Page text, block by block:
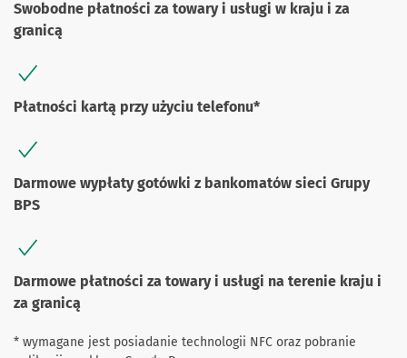
Swobodne płatności za towary i usługi w kraju i za
granicą
Płatności kartą przy użyciu telefonu*
Darmowe wypłaty gotówki z bankomatów sieci Grupy
BPS
Darmowe płatności za towary i usługi na terenie kraju i
za granicą
* wymagane jest posiadanie technologii NFC oraz pobranie